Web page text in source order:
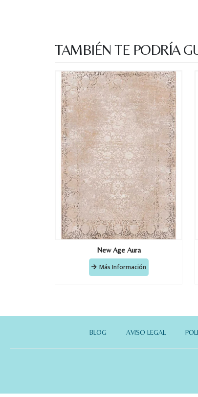
TAMBIÉN TE PODRÍA
New Age Aura
Más Información
BLOG AVISO LEGAL